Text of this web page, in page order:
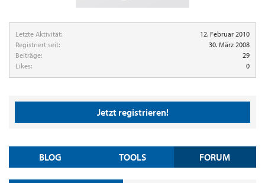
Letzte Aktivität:
12. Februar 2010
Registriert seit:
30. März 2008
Beiträge:
29
Likes:
0
Jetzt registrieren!
BLOG TOOLS FORUM